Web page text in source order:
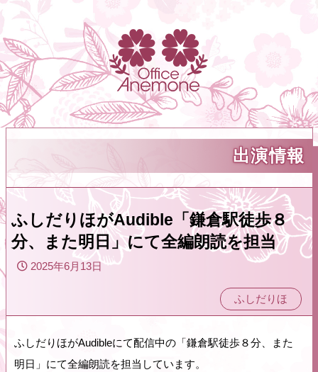
出演情報
ふしだりほがAudible「鎌倉駅徒歩８
分、また明日」にて全編朗読を担当
2025年6月13日
ふしだりほ
ふしだりほがAudibleにて配信中の「鎌倉駅徒歩８分、また
明日」にて全編朗読を担当しています。